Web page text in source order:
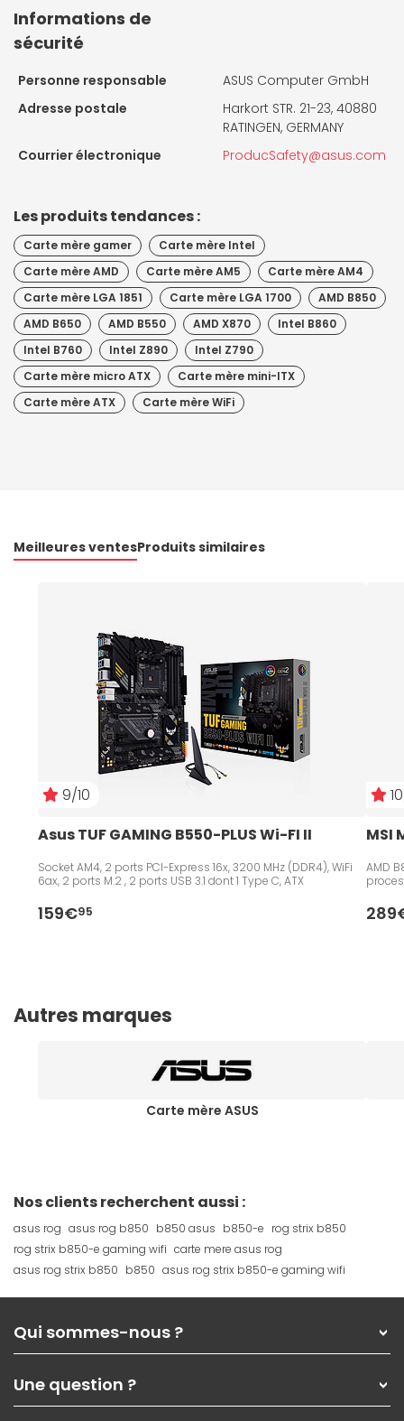
Informations de
sécurité
Personne responsable
ASUS Computer GmbH
Adresse postale
Harkort STR. 21-23, 40880
RATINGEN, GERMANY
Courrier électronique
ProducSafety@asus.com
Les produits tendances :
Carte mère gamer
Carte mère Intel
Carte mère AMD
Carte mère AM5
Carte mère AM4
Carte mère LGA 1851
Carte mère LGA 1700
AMD B850
AMD B650
AMD B550 AMD X870
Intel B860
Intel B760
Intel Z890
Intel Z790
Carte mère micro ATX
Carte mère mini-ITX
Carte mère ATX
Carte mère WiFi
Meilleures ventesProduits similaires
9/10
Asus TUF GAMING B550-PLUS Wi-FI II
Socket AM4, 2 ports PCI-Express 16x, 3200 MHz (DDR4), WiFi
6ax, 2 ports M.2 , 2 ports USB 3.1 dont 1 Type C, ATX
159€95
MSI
AMD
Autres marques
Carte mère ASUS
Nos clients recherchent aussi :
asus rog asus rog b850 b850 asus b850-e rog strix b850
rog strix b850-e gaming wifi carte mere asus rog
asus rog strix b850 b850 asus rog strix b850-e gaming wifi
Qui sommes-nous ?
Nos services
Les magasins Materiel.net
Une question ?